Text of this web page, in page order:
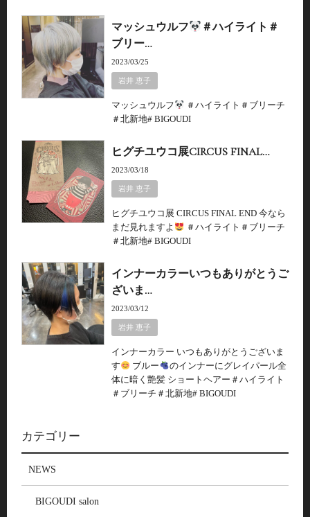
マッシュウルフ
＃ハイライト＃
ブリー…
2023/03/25
岩井 恵子
マッシュウルフ
＃ハイライト＃ブリーチ
＃北新地# BIGOUDI
ヒグチユウコ展CIRCUS FINAL…
2023/03/18
岩井 恵子
ヒグチユウコ展 CIRCUS FINAL END 今なら
まだ見れますよ
＃ハイライト＃ブリーチ
＃北新地# BIGOUDI
インナーカラーいつもありがとうご
ざいま…
2023/03/12
岩井 恵子
インナーカラー いつもありがとうございま
す
ブルー
のインナーにグレイパール全
体に暗く艶髪 ショートヘアー＃ハイライト
＃ブリーチ＃北新地# BIGOUDI
カテゴリー
NEWS
BIGOUDI salon